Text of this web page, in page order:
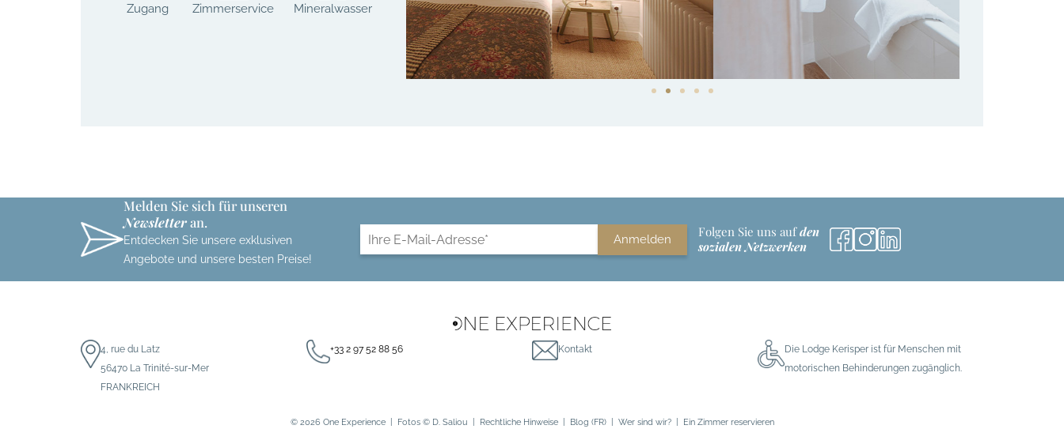
Zugang
Zimmerservice Mineralwasser
Melden Sie sich für unseren
Newsletteran.
Entdecken Sie unsere exklusiven
Angebote und unsere besten Preise!
M
I
Anmelden Folgen Sie uns aufden
sozialen Netzwerken
4, rue du Latz
56470 La Trinité-sur-Mer
FRANKREICH
+33 2 97 52 88 56 Kontakt
Die Lodge Kerisper ist für Menschen mit
motorischen Behinderungen zugänglich.
© 2026 One Experience| Fotos © D. Saliou Rechtliche Hinweise| Blog (FR)| Wer sind wir?| Ein Zimmer reservieren